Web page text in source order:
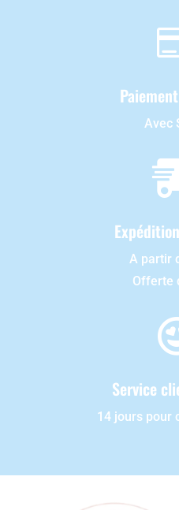
Avec
A partir
Offerte
Service
14 jours pour